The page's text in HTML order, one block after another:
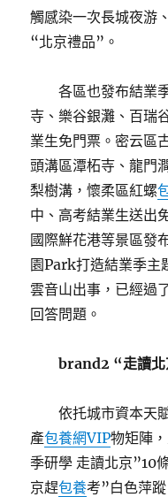
觸感染一次長城夜游
“北京禮品”。
各區也發布結業
寺、樂谷銀灘、百瑞
業生免門票。密云區
頭溝區潭柘寺、龍門
梨樹溝，懷柔區紅螺
中、高考結業生送出
國際鮮花港等景區發
園Park打造結業季主
雲音山出事，已經過
回答問題。
brand2 “走讀北
依托城市資本天
產包養網VIP物矩陣
季研學 走讀北京”10
京趕包養考”白色萍